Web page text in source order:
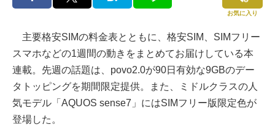
お気に入り
主要格安SIMの料金表とともに、格安SIM、SIMフリー
スマホなどの1週間の動きをまとめてお届けしている本
連載。先週の話題は、povo2.0が90日有効な9GBのデー
タトッピングを期間限定提供。また、ミドルクラスの人
気モデル「AQUOS sense7」にはSIMフリー版限定色が
登場した。